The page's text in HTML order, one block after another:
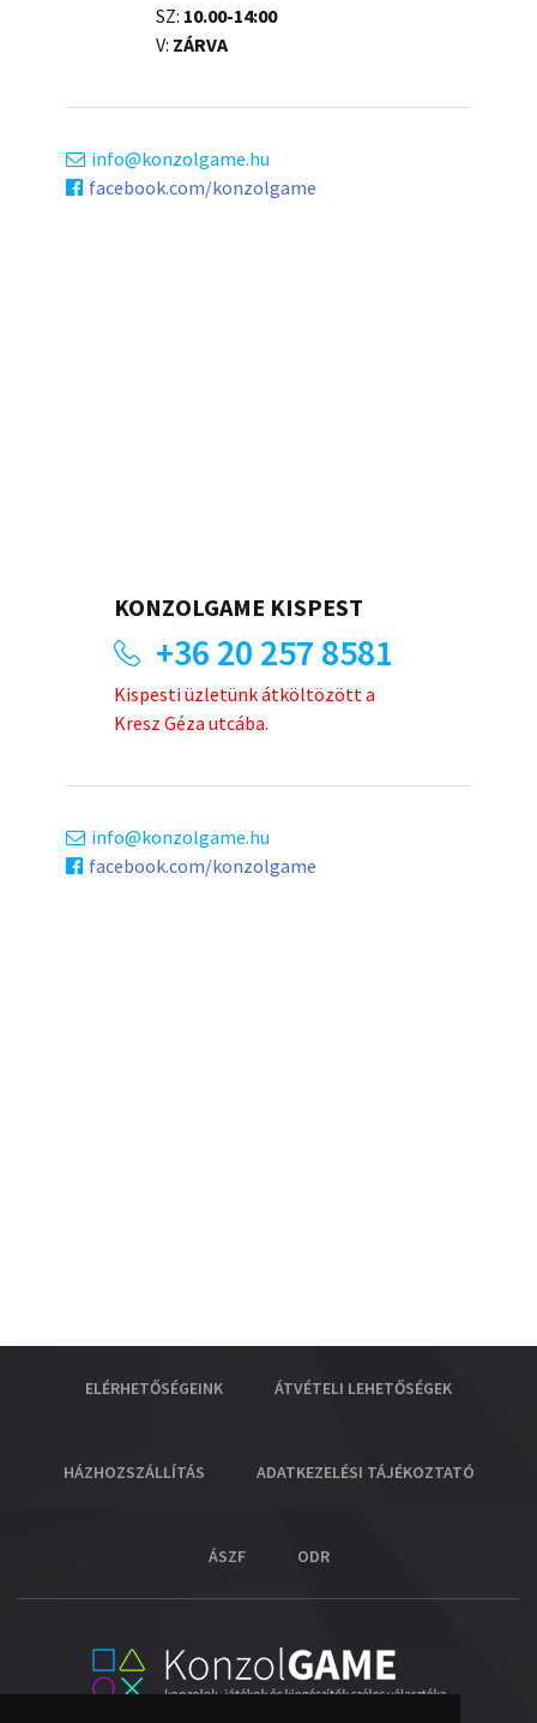
SZ: 10.00-14:00
V: ZÁRVA
info
konzolgame.hu
facebook.com/konzolgame
KONZOLGAME KISPEST
+36 20 257 8581
Kispesti üzletünk átköltözött a
Kresz Géza utcába.
info
konzolgame.hu
facebook.com/konzolgame
ELÉRHETŐSÉGEINK ÁTVÉTELI LEHETŐSÉGEK
HÁZHOZSZÁLLÍTÁS ADATKEZELÉSI TÁJÉKOZTATÓ
ÁSZF ODR